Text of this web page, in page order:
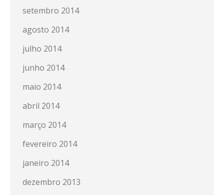
setembro 2014
agosto 2014
julho 2014
junho 2014
maio 2014
abril 2014
março 2014
fevereiro 2014
janeiro 2014
dezembro 2013